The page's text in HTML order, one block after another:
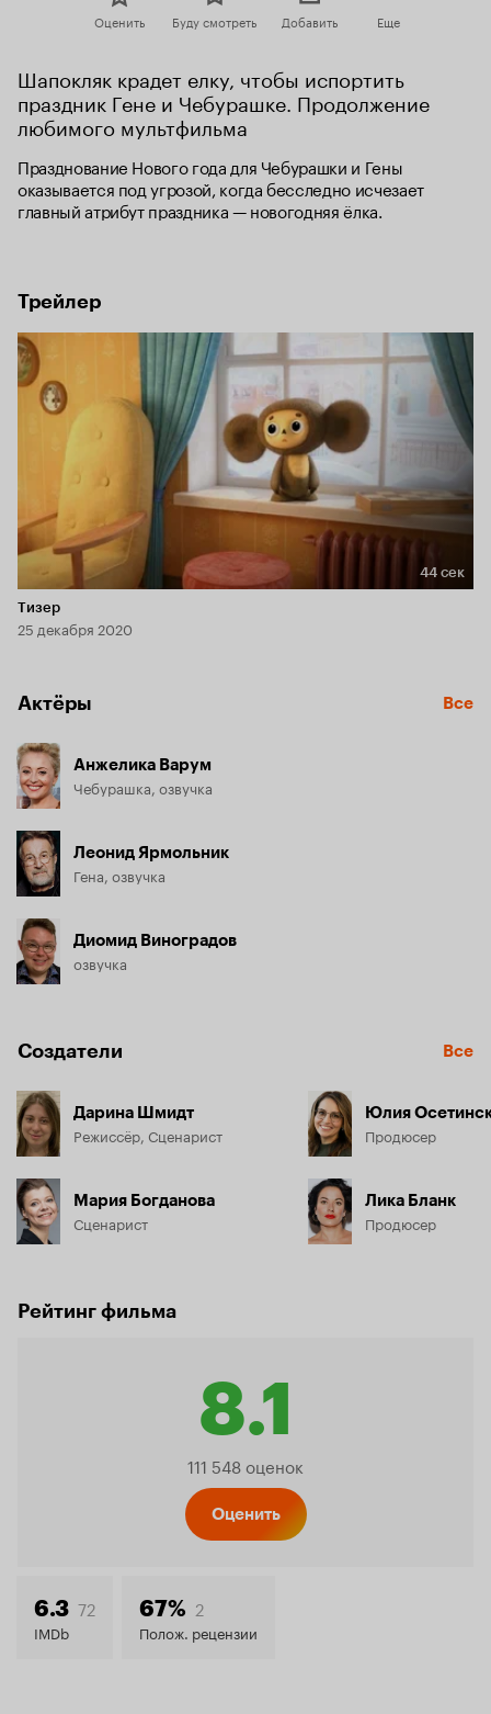
Оценить Буду смотреть Добавить Еще
Шапокляк крадет елку, чтобы испортить
праздник Гене и Чебурашке. Продолжение
любимого мультфильма
Празднование Нового года для Чебурашки и Гены
оказывается под угрозой, когда бесследно исчезает
главный атрибут праздника — новогодняя ёлка.
Трейлер
Длительность 44 сек
44 сек
Тизер
25 декабря 2020
Актёры Все
Анжелика Варум
Чебурашка, озвучка
Леонид Ярмольник
Гена, озвучка
Диомид Виноградов
озвучка
Создатели Все
Дарина Шмидт
Режиссёр, Сценарист
Мария Богданова
Сценарист
Юлия
Продюсер
Лика Бланк
Продюсер
Рейтинг фильма
8.1
Рейтинг
8.1
111 548 оценок
Оценить
6.3 72
IMDb
67% 2
Полож. рецензии